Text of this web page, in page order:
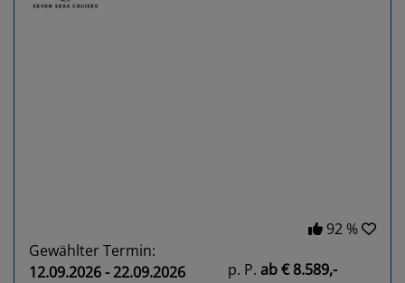
92 %
Gewählter Termin:
12.09.2026 - 22.09.2026
p. P. ab€ 8.589,-